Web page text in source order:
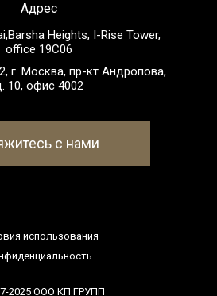
Адрес
Heights, I-Rise Tower,
office 19C06
г. Москва, пр-кт Андропова,
10, офис 4002
с нами
2025 ООО КП ГРУПП
использования